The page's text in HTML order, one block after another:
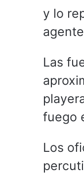
y lo
Las
fuego
Los